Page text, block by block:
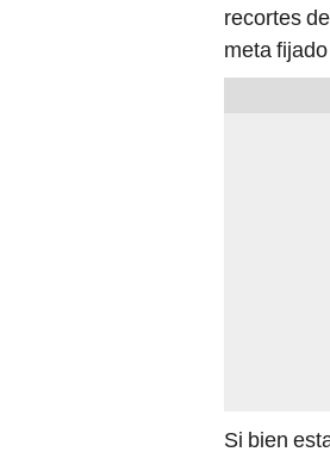
recortes
meta
Si bien